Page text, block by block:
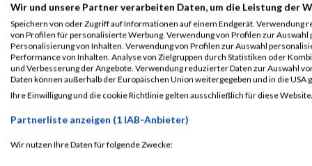
ALBUM B2RUN MÜNCHEN / 15.07.2026
Wir und unsere Partner verarbeiten Daten, um die Leistung der
Speichern von oder Zugriff auf Informationen auf einem Endgerät. Verwendung
von Profilen für personalisierte Werbung. Verwendung von Profilen zur
Personalisierung von Inhalten. Verwendung von Profilen zur Auswahl
Performance von Inhalten. Analyse von Zielgruppen durch Statistiken oder
und Verbesserung der Angebote. Verwendung reduzierter Daten zur Auswahl
Daten können außerhalb der Europäischen Union weitergegeben und in die USA
Ihre Einwilligung und die cookie Richtlinie gelten ausschließlich für diese
Partnerliste anzeigen (1 IAB-Anbieter)
Wir nutzen Ihre Daten für folgende Zwecke: